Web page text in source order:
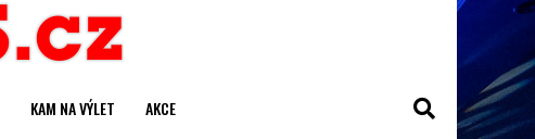
KAM NA VÝLET AKCE